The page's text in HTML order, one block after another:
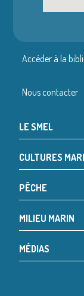
Accéder à la
Nous contacter
LE SMEL
CULTURES
PÊCHE
MILIEU MARIN
MÉDIAS